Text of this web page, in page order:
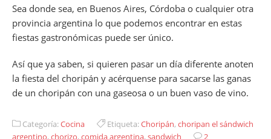
Sea donde sea, en Buenos Aires, Córdoba o cualquier otra
provincia argentina lo que podemos encontrar en estas
fiestas gastronómicas puede ser único.
Así que ya saben, si quieren pasar un día diferente anoten
la fiesta del choripán y acérquense para sacarse las ganas
de un choripán con una gaseosa o un buen vaso de vino.
Categoría:Cocina Etiqueta:Choripán, choripan el sándwich
argentino, chorizo, comida argentina, sandwich
2